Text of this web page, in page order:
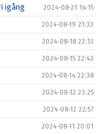
igång 2024-08-21 14:15
2024-08-19 21:33
2024-08-18 22:13
2024-08-15 22:43
2024-08-14 22:38
2024-08-12 23:25
2024-08-12 22:57
2024-08-11 20:01